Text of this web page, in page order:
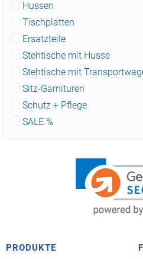
Hussen
Tischplatten
Ersatzteile
Stehtische mit Husse
Stehtische mit
Sitz-Garnituren
Schutz + Pflege
SALE %
PRODUKTE